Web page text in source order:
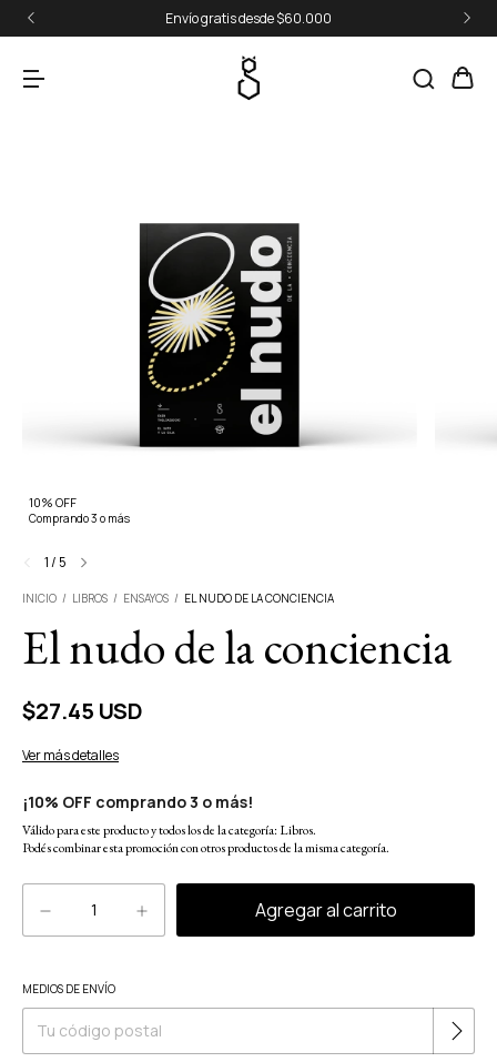
Envío gratis desde $60.000
10% OFF
Comprando 3 o más
1/ 5
INICIO / LIBROS / ENSAYOS / EL NUDO DE LA CONCIENCIA
El nudo de la conciencia
$27.45 USD
Ver más detalles
¡10% OFF comprando 3 o más!
Válido para este producto y todos los de la categoría: Libros.
Podés combinar esta promoción con otros productos de la misma categoría.
Entregas para el CP:
MEDIOS DE ENVÍO